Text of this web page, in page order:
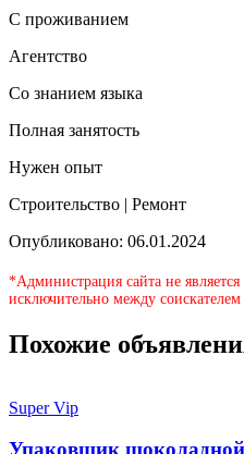
С проживанием
Агентство
Со знанием языка
Полная занятость
Нужен опыт
Строительство | Ремонт
Опубликовано: 06.01.2024
*Администрация сайта не
исключительно между соискателем
Похожие
Super Vip